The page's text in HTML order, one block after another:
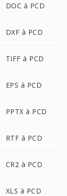
DOC à PCD
DXF à PCD
TIFF à PCD
EPS à PCD
PPTX à PCD
RTF à PCD
CR2 à PCD
XLS à PCD